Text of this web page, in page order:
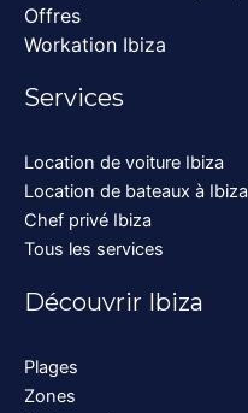
Offres
Workation Ibiza
Services
Location de voiture Ibiza
Location de bateaux à Ibiza
Chef privé Ibiza
Tous les services
Découvrir Ibiza
Plages
Zones